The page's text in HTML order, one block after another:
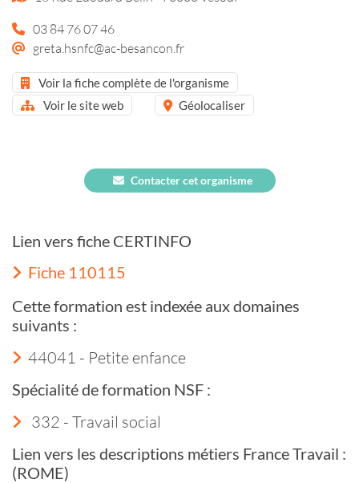
03 84 76 07 46
greta.hsnfc@ac-besancon.fr
Voir la fiche complète de l'organisme
Voir le site web
Géolocaliser
Contacter cet organisme
Lien vers fiche CERTINFO
Fiche 110115
Cette formation est indexée aux domaines
suivants :
44041 - Petite enfance
Spécialité de formation NSF :
332 - Travail social
Lien vers les descriptions métiers France Travail :
(ROME)